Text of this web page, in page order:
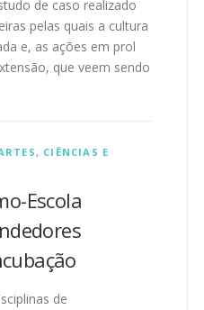
de caso realizado
pelas quais a cultura
e, as ações em prol
que veem sendo
CIÊNCIAS E
Escola
de